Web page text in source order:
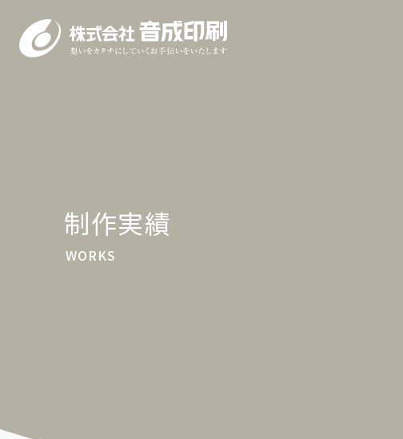
音成印刷について
制作実績
WORKS